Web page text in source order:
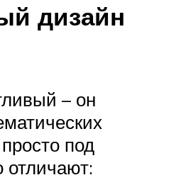
дизайн
– он
под
отличают: